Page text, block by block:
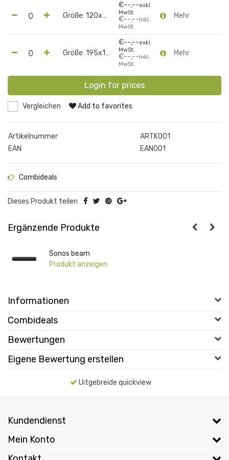
Größe: 120x92x42cm
€--,--exkl.
MwSt.
€--,-- Inkl.
MwSt.
Mehr
Größe: 195x120x60cm
€--,--exkl.
MwSt.
€--,-- Inkl.
MwSt.
Mehr
Login for prices
Vergleichen Add to favorites
Artikelnummer
ARTK001
EAN
EAN001
Combideals
Dieses Produkt teilen
Ergänzende Produkte
Sonos beam
Produkt anzeigen
Informationen
Combideals
Bewertungen
Eigene Bewertung erstellen
Uitgebreide quickview
Kundendienst
Mein Konto